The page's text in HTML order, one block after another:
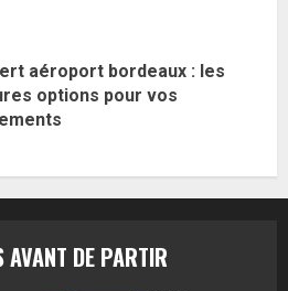
aéroport bordeaux : les
options pour vos
AVANT DE PARTIR